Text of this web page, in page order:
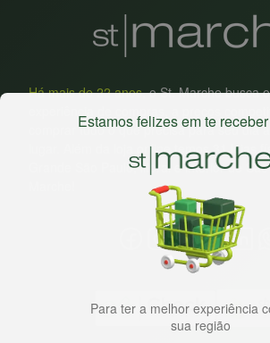
Há mais de 22 anos, o St. Marche busca
comprar tudo o que precisa para seu dia a
lugar. Além da loja online temos 31 lojas
Grande São Paulo, litoral e interior de São
Estamos felizes em te
Para ter a melhor experiência
sua região